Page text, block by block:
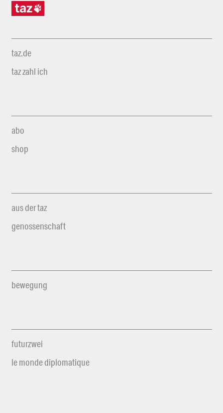
taz.de
taz zahl ich
abo
shop
aus der taz
genossenschaft
bewegung
futurzwei
le monde diplomatique